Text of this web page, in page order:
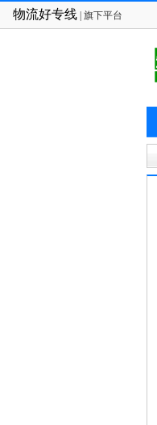
物流好专线 | 旗下平台